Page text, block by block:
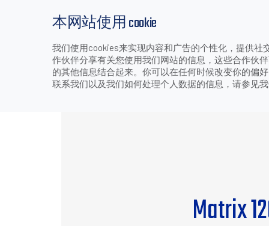
本网站使用 cookie
我们使用cookies来实现内容和广告的个性化，提供
作伙伴分享有关您使用我们网站的信息，这些合作伙
的其他信息结合起来。你可以在任何时候改变你的偏
联系我们以及我们如何处理个人数据的信息，请参见
产品 行业和应用 下载 支持和服务
首页 >产品>固定式工业扫描器 >二维图像式阅读器>
Matrix